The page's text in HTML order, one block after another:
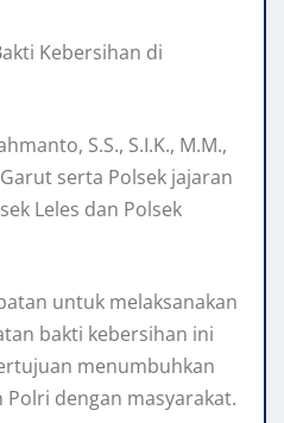
Kebersihan di
S.S., S.I.K., M.M.,
serta Polsek jajaran
Leles dan Polsek
untuk melaksanakan
bakti kebersihan ini
menumbuhkan
dengan masyarakat.